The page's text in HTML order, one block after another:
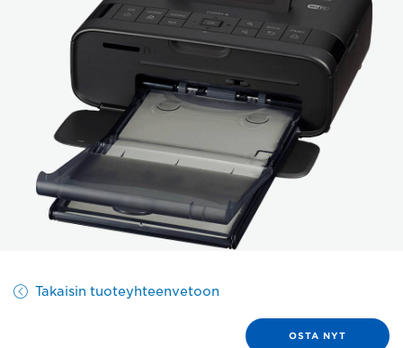
Takaisin tuoteyhteenvetoon
OSTA NYT